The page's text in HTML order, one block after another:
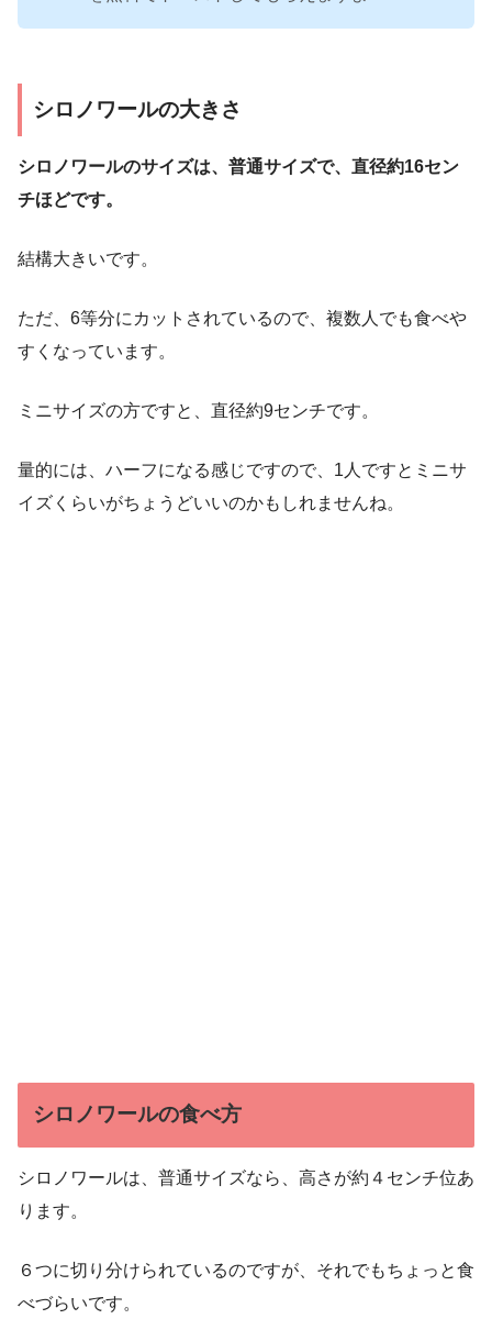
シロノワールの大きさ
シロノワールのサイズは、普通サイズで、直径約16セン
チほどです。
結構大きいです。
ただ、6等分にカットされているので、複数人でも食べや
すくなっています。
ミニサイズの方ですと、直径約9センチです。
量的には、ハーフになる感じですので、1人ですとミニサ
イズくらいがちょうどいいのかもしれませんね。
シロノワールの食べ方
シロノワールは、普通サイズなら、高さが約４センチ位あ
ります。
６つに切り分けられているのですが、それでもちょっと食
べづらいです。